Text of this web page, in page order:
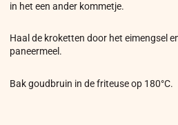
in het een ander kommetje.
Haal de kroketten door het eimengsel
paneermeel.
Bak goudbruin in de friteuse op 180°C.